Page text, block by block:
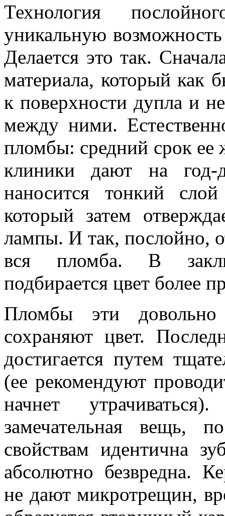
Технология
уникальную
Делается это так.
материала, который как
к поверхности дупла и не
между ними.
пломбы: средний срок ее
клиники дают на год-
наносится тонкий
который затем
лампы. И так, послойно,
вся пломба. В
подбирается цвет более
Пломбы эти
сохраняют цвет.
достигается путем
(ее рекомендуют
начнет
замечательная вещь,
свойствам идентична
абсолютно безвредна.
не дают микротрещин,